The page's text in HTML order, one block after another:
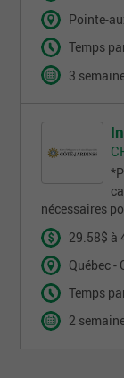
Pointe-
Temps
3
nécessaires
29.58$ à
Québec -
Temps
2